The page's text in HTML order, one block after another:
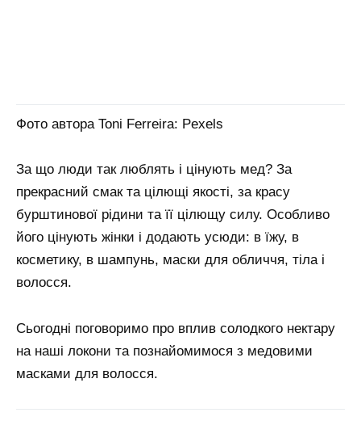
Фото автора Toni Ferreira: Pexels
За що люди так люблять і цінують мед? За
прекрасний смак та цілющі якості, за красу
бурштинової рідини та її цілющу силу. Особливо
його цінують жінки і додають усюди: в їжу, в
косметику, в шампунь, маски для обличчя, тіла і
волосся.
Сьогодні поговоримо про вплив солодкого нектару
на наші локони та познайомимося з медовими
масками для волосся.